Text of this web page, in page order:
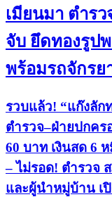
เมียนมา ตำร
จับ ยึดทองรูป
พร้อมรถจักรย
รวบแล้ว! “แก๊งลัก
ตำรวจ–ฝ่ายปกคร
60 บาท เงินสด 6
– ไม่รอด! ตำรวจ
และผู้นำหมู่บ้าน เ